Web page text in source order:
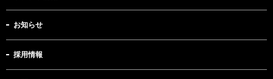
お知らせ
採用情報